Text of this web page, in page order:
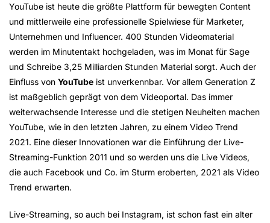
YouTube ist heute die größte Plattform für bewegten Content
und mittlerweile eine professionelle Spielwiese für Marketer,
Unternehmen und Influencer. 400 Stunden Videomaterial
werden im Minutentakt hochgeladen, was im Monat für Sage
und Schreibe 3,25 Milliarden Stunden Material sorgt. Auch der
Einfluss von YouTube ist unverkennbar. Vor allem Generation Z
ist maßgeblich geprägt von dem Videoportal. Das immer
weiterwachsende Interesse und die stetigen Neuheiten machen
YouTube, wie in den letzten Jahren, zu einem Video Trend
2021. Eine dieser Innovationen war die Einführung der Live-
Streaming-Funktion 2011 und so werden uns die Live Videos,
die auch Facebook und Co. im Sturm eroberten, 2021 als Video
Trend erwarten.
Live-Streaming, so auch bei Instagram, ist schon fast ein alter